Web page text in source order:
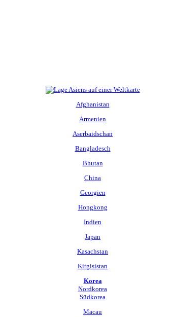
Afghanistan
Armenien
Aserbaidschan
Bangladesch
Bhutan
China
Georgien
Hongkong
Indien
Japan
Kasachstan
Kirgisistan
Korea
Nordkorea
Südkorea
Macau